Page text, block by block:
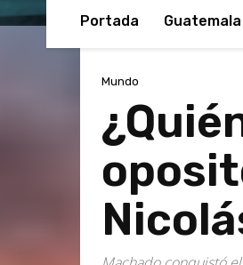
Portada Guatemala
Mundo